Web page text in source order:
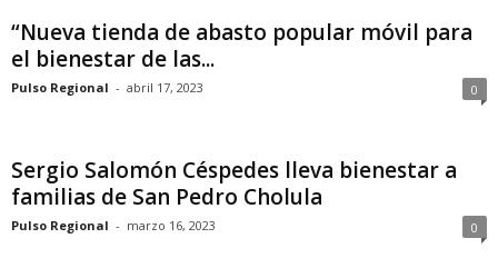
“Nueva tienda de abasto popular móvil para
el bienestar de las...
Pulso Regional - abril 17, 2023 0
Sergio Salomón Céspedes lleva bienestar a
familias de San Pedro Cholula
Pulso Regional - marzo 16, 2023 0